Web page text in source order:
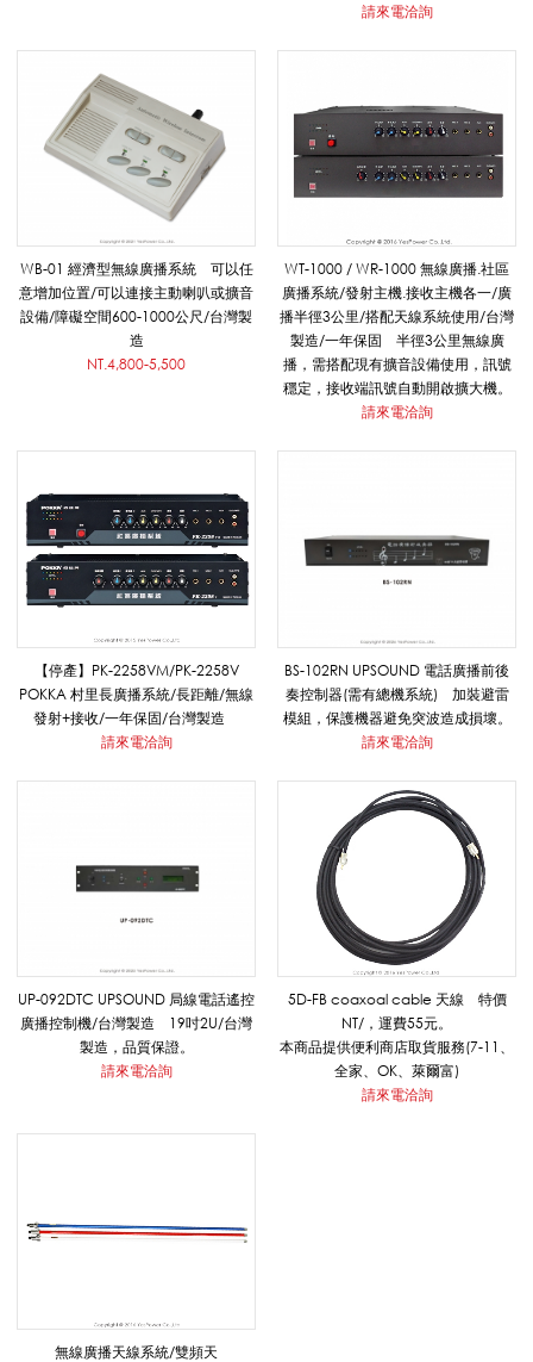
鐘
聲
/
線
廣
播
控
請來電洽詢
WB-01 經濟型無線廣播系統 可以任
意增加位置/可以連接主動喇叭或擴音
設備/障礙空間600-1000公尺/台灣製
造
NT.4,800-5,500
WT-1000 / WR-1000 無線廣播.社區
廣播系統/發射主機.接收主機各一/廣
播半徑3公里/搭配天線系統使用/台灣
製造/一年保固 半徑3公里無線廣
播，需搭配現有擴音設備使用，訊號
穩定，接收端訊號自動開啟擴大機。
請來電洽詢
【停產】PK-2258VM/PK-2258V
POKKA 村里長廣播系統/長距離/無線
發射+接收/一年保固/台灣製造
請來電洽詢
BS-102RN UPSOUND 電話廣播前後
奏控制器(需有總機系統) 加裝避雷
模組，保護機器避免突波造成損壞。
請來電洽詢
UP-092DTC UPSOUND 局線電話遙控
廣播控制機/台灣製造 19吋2U/台灣
製造，品質保證。
請來電洽詢
5D-FB coaxoal cable 天線 特價
NT/，運費55元。
本商品提供便利商店取貨服務(7-11、
全家、OK、萊爾富)
請來電洽詢
無線廣播天線系統/雙頻天